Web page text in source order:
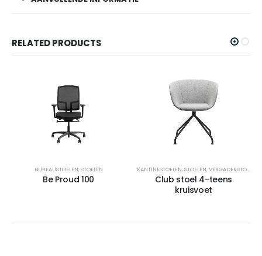
RELATED PRODUCTS
BUREAUSTOELEN,STOELEN
Be Proud 100
KANTINESTOELEN,STOELEN,VERGADERSTOELEN
Club stoel 4-teens
kruisvoet